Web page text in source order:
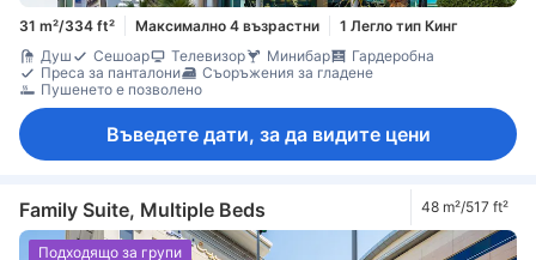
31 m²/334 ft² Максимално 4 възрастни
1 Легло тип Кинг
Душ
Сешоар Телевизор Минибар
Гардеробна
Преса за панталони
Съоръжения за гладене
Пушенето е позволено
Въведете дати, за да видите цени
Family Suite, Multiple Beds 48 m²/517 ft²
Подходящо за групи